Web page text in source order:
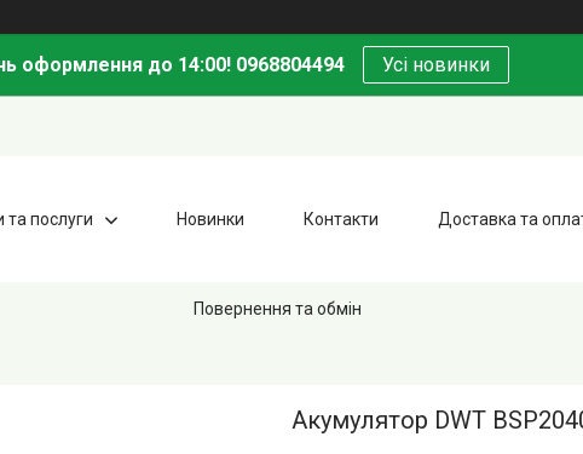
оформлення до 14:00! 0968804494 Усі новинки
та послуги Новинки Контакти Доставка та
Повернення та обмін
Акумулятор DWT